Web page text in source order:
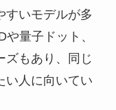
すいモデルが多
量子ドット、
ズもあり、同じ
い人に向いてい